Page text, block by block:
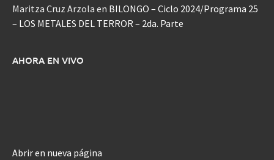
Maritza Cruz Arzola en BILONGO – Ciclo 2024/Programa 25
– LOS METALES DEL TERROR – 2da. Parte
AHORA EN VIVO
Abrir en nueva página